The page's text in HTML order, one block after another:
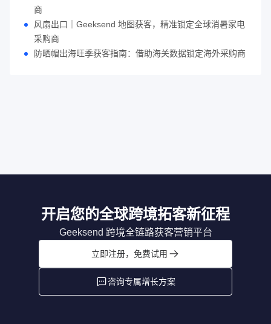
商
风扇出口｜Geeksend 地图获客，精准锁定全球消暑家电
采购商
防晒帽出海旺季获客指南：借助海关数据锁定海外采购商
开启您的全球跨境拓客新征程
Geeksend 跨境全链路获客营销平台
立即注册，免费试用
咨询专属增长方案